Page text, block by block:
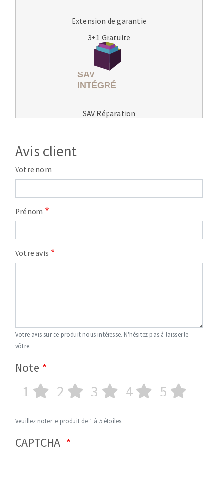
Extension de garantie
3+1 Gratuite
SAV Réparation
Avis client
Votre nom
Prénom
Votre avis
Votre avis sur ce produit nous intéresse. N'hésitez pas à laisser le
vôtre.
Note
1 2 3 4 5
Veuillez noter le produit de 1 à 5 étoiles.
CAPTCHA